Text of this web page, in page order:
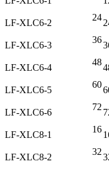
LF-XLC6-2
24
LF-XLC6-3
36
LF-XLC6-4
48
LF-XLC6-5
60
LF-XLC6-6
72
LF-XLC8-1
16
LF-XLC8-2
32